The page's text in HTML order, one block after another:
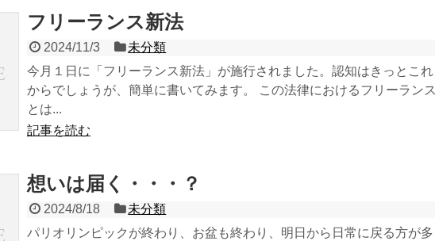
フリーランス新法
2024/11/3
未分類
今月１日に「フリーランス新法」が施行されました。認知はきっとこれ
からでしょうが、簡単に書いてみます。 この法律におけるフリーランス
とは...
記事を読む
想いは届く・・・？
2024/8/18
未分類
パリオリンピックが終わり、お盆も終わり、明日から日常に戻る方が多